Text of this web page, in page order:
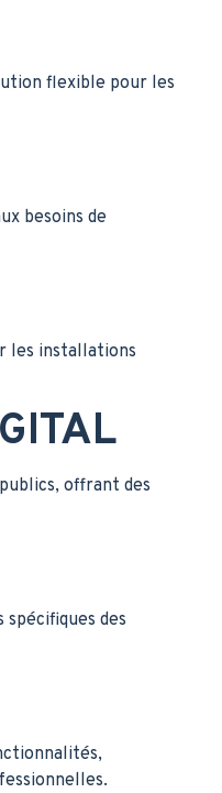
flexible pour les
besoins de
les installations
offrant des
des